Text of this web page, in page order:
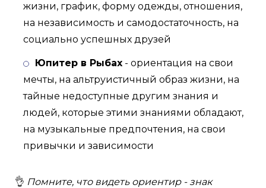
жизни, график, форму одежды, отношения,
на независимость и самодостаточность, на
социально успешных друзей
Юпитер в Рыбах - ориентация на свои
мечты, на альтруистичный образ жизни, на
тайные недоступные другим знания и
людей, которые этими знаниями обладают,
на музыкальные предпочтения, на свои
привычки и зависимости
👌 Помните, что видеть ориентир - знак